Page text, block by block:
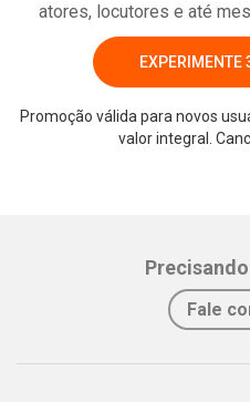
atores, locutores e até
EXPERIMENTE
Promoção válida para novos
valor integral.
Fale